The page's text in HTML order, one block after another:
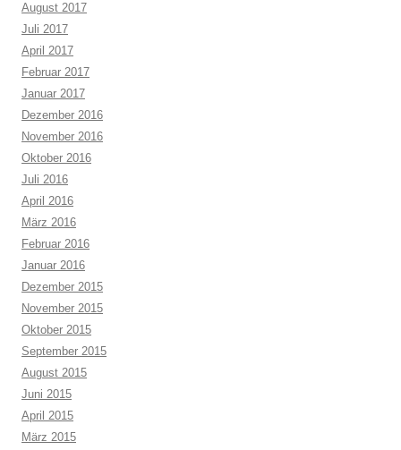
August 2017
Juli 2017
April 2017
Februar 2017
Januar 2017
Dezember 2016
November 2016
Oktober 2016
Juli 2016
April 2016
März 2016
Februar 2016
Januar 2016
Dezember 2015
November 2015
Oktober 2015
September 2015
August 2015
Juni 2015
April 2015
März 2015